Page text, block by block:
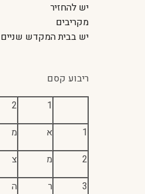
יש להחזיר
מקריבים
יש בבית המקדש
ריבוע קסם
1
2
1
א מ
2
מ צ
3
ר ה